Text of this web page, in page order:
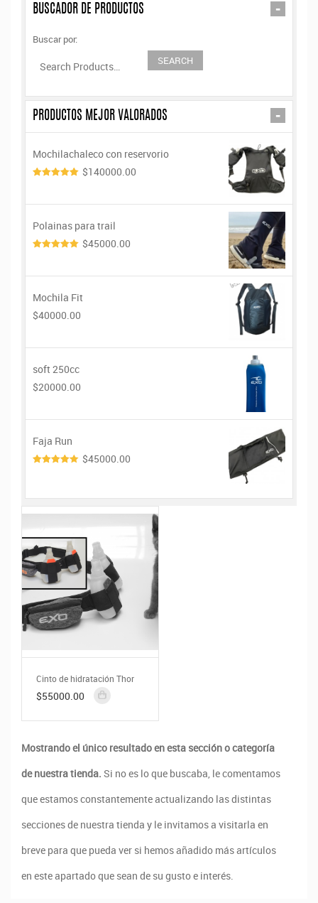
-
BUSCADOR DE PRODUCTOS
Buscar por:
-
PRODUCTOS MEJOR VALORADOS
Mochilachaleco con reservorio
$140000.00
Polainas para trail
$45000.00
Mochila Fit
$40000.00
soft 250cc
$20000.00
Faja Run
$45000.00
Cinto de hidratación Thor
$55000.00
Mostrando el único resultado en esta sección o categoría
de nuestra tienda. Si no es lo que buscaba, le comentamos
que estamos constantemente actualizando las distintas
secciones de nuestra tienda y le invitamos a visitarla en
breve para que pueda ver si hemos añadido más artículos
en este apartado que sean de su gusto e interés.